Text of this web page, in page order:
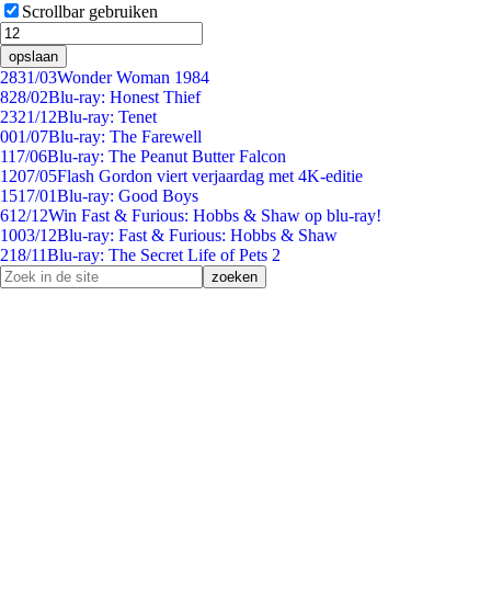
Scrollbar gebruiken
opslaan
2831/03Wonder Woman 1984
828/02Blu-ray: Honest Thief
2321/12Blu-ray: Tenet
001/07Blu-ray: The Farewell
117/06Blu-ray: The Peanut Butter Falcon
1207/05Flash Gordon viert verjaardag met 4K-editie
1517/01Blu-ray: Good Boys
612/12Win Fast & Furious: Hobbs & Shaw op blu-ray!
1003/12Blu-ray: Fast & Furious: Hobbs & Shaw
218/11Blu-ray: The Secret Life of Pets 2